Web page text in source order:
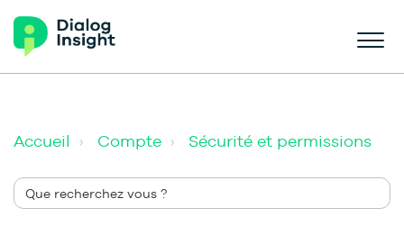
Accueil Compte Sécurité et permissions